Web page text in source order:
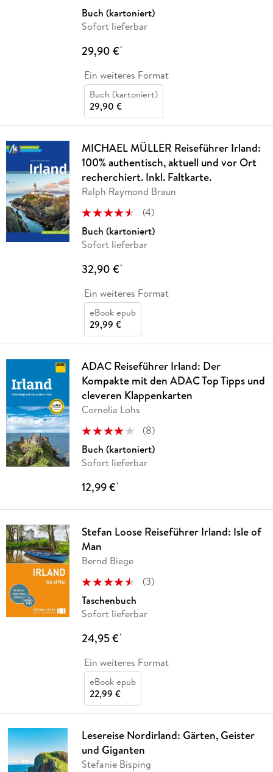
Buch (kartoniert)
Sofort lieferbar
29,90 €*
Ein weiteres Format
Buch (kartoniert)
29,90 €
MICHAEL MÜLLER Reiseführer Irland:
100% authentisch, aktuell und vor Ort
recherchiert. Inkl. Faltkarte.
Ralph Raymond Braun
(4)
Buch (kartoniert)
Sofort lieferbar
32,90 €*
Ein weiteres Format
eBook epub
29,99 €
ADAC Reiseführer Irland: Der
Kompakte mit den ADAC Top Tipps und
cleveren Klappenkarten
Cornelia Lohs
(8)
Buch (kartoniert)
Sofort lieferbar
12,99 €*
Stefan Loose Reiseführer Irland: Isle of
Man
Bernd Biege
(3)
Taschenbuch
Sofort lieferbar
24,95 €*
Ein weiteres Format
eBook epub
22,99 €
Lesereise Nordirland: Gärten, Geister
und Giganten
Stefanie Bisping